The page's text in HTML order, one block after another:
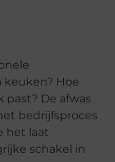
keuken? Hoe
past? De afwas
bedrijfsproces
het laat
schakel in